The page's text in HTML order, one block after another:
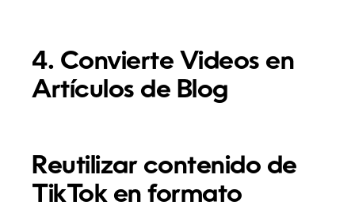
4. Convierte Videos en
Artículos de Blog
Reutilizar contenido de
TikTok en formato